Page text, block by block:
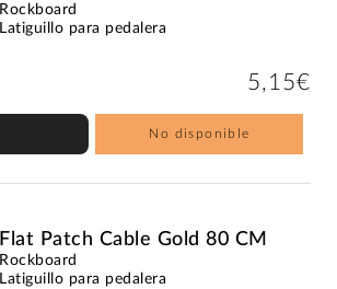
Rockboard
Latiguillo para pedalera
5,15€
No disponible
Flat Patch Cable Gold 80 CM
Rockboard
Latiguillo para pedalera